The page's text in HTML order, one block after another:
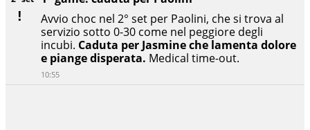
Avvio choc nel 2° set per Paolini, che si trova al
servizio sotto 0-30 come nel peggiore degli
incubi. Caduta per Jasmine che lamenta dolore
e piange disperata. Medical time-out.
10:55